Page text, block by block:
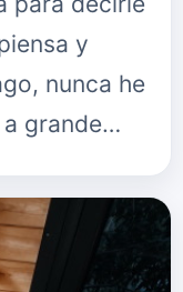
y
nunca he
grande…